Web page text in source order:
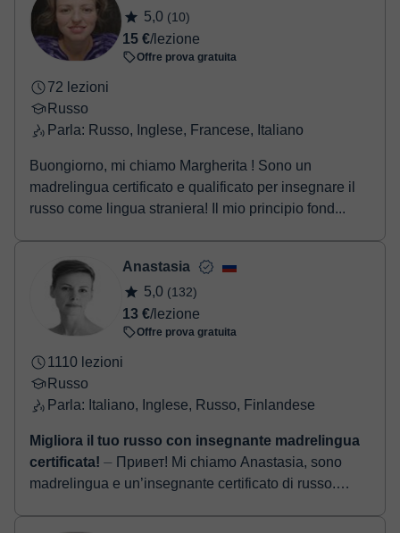
Una volta che hai realizzato il pagamento, riceverai un email di
conferma della prenotazione.
5,0 (10)
15 €/lezione
Offre prova gratuita
72 lezioni
Russo
Parla: Russo, Inglese, Francese, Italiano
Buongiorno, mi chiamo Margherita ! Sono un
madrelingua certificato e qualificato per insegnare il
russo come lingua straniera! Il mio principio fond...
Anastasia
5,0 (132)
13 €/lezione
Offre prova gratuita
1110 lezioni
Russo
Parla: Italiano, Inglese, Russo, Finlandese
Migliora il tuo russo con insegnante madrelingua
certificata! ⏤ Привет! Mi chiamo Anastasia, sono
madrelingua e un’insegnante certificato di russo.